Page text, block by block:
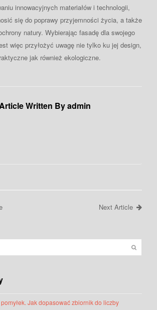
innowacyjnych materiałów i technologii,
się do poprawy przyjemności życia, a także
natury. Wybierając fasadę dla swojego
więc przyłożyć uwagę nie tylko ku jej design,
jak również ekologiczne.
Written By admin
Next Article
Jak dopasować zbiornik do liczby